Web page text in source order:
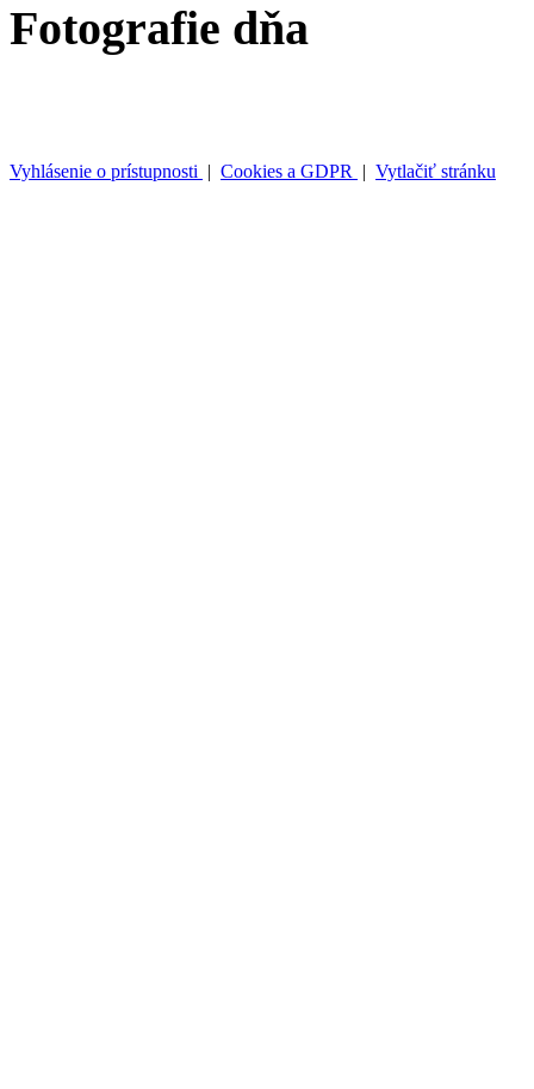
Fotografie dňa
Vyhlásenie o prístupnosti | Cookies a GDPR | Vytlačiť stránku